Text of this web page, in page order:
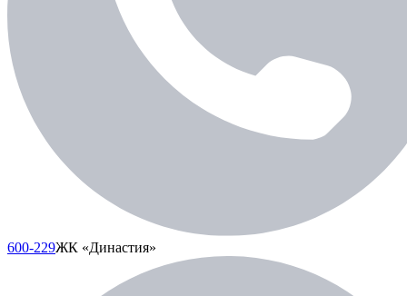
600-229ЖК «Династия»